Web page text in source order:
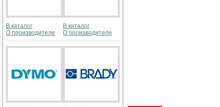
В каталог
О производителе
В каталог
О производителе